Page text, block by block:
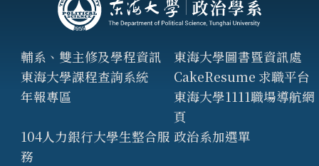
輔系、雙主修及學程資訊
東海大學圖書暨資訊處
東海大學課程查詢系統
CakeResume 求職平台
年報專區
東海大學1111職場導航網
頁
104人力銀行大學生整合服
務
政治系加選單